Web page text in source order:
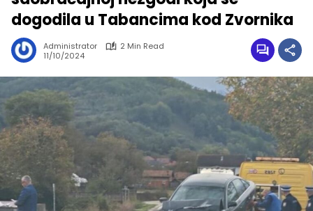
dogodila u Tabancima kod Zvornika
Administrator
2 Min Read
11/10/2024